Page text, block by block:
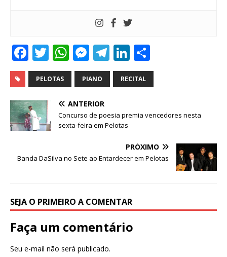
F
a
c
e
b
o
o
k
T
w
it
te
r
W
h
at
s
A
p
M
e
ss
e
n
g
r
T
el
e
ra
m
Li
n
k
dI
h
ar
PELOTAS PIANO RECITAL
ANTERIOR
Concurso de poesia premia vencedores nesta
sexta-feira em Pelotas
PRÓXIMO
Banda DaSilva no Sete ao Entardecer em Pelotas
SEJA O PRIMEIRO A COMENTAR
Faça um comentário
Seu e-mail não será publicado.